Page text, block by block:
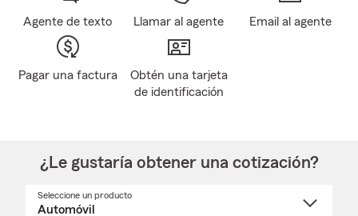
Agente de texto Llamar al agente Email al agente
Pagar una factura
Obtén una tarjeta
de identificación
¿Le gustaría obtener una cotización?
Seleccione un producto